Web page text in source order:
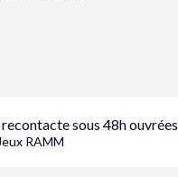
sous 48h ouvrées
RAMM